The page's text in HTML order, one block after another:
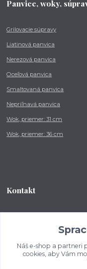
Panvice, woky,
Grilovacie súpravy
Liatinová panvica
Nerezová panvica
Oceľová panvica
Smaltovaná panvica
Nepriľnavá panvica
Wok, priemer: 31 cm
Wok, priemer: 36 cm
Kontakt
od 8:00 - do 16:00 hod
Náš e-shop a partneri
cookies, aby Vám